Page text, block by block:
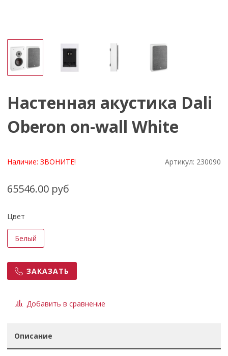
Настенная акустика Dali
Oberon on-wall White
Наличие:ЗВОНИТЕ! Артикул: 230090
65546.00 руб
Цвет
Белый
ЗАКАЗАТЬ
Добавить в сравнение
Описание